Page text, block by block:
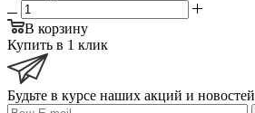
В корзину
Купить в 1 клик
Будьте в курсе наших акций и новостей